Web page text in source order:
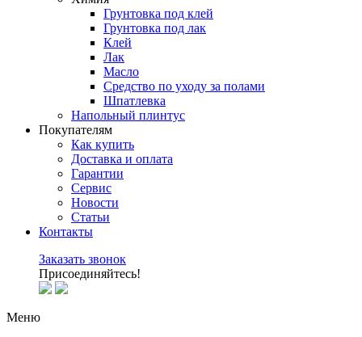
Грунтовка под клей
Грунтовка под лак
Клей
Лак
Масло
Средство по уходу за полами
Шпатлевка
Напольный плинтус
Покупателям
Как купить
Доставка и оплата
Гарантии
Сервис
Новости
Статьи
Контакты
Заказать звонок
Присоединяйтесь!
Меню